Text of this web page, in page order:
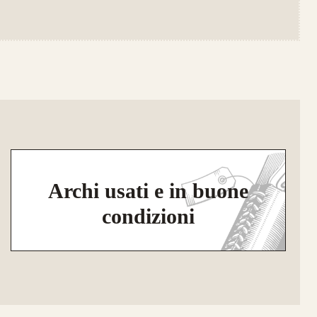
Archi usati e in buone
condizioni